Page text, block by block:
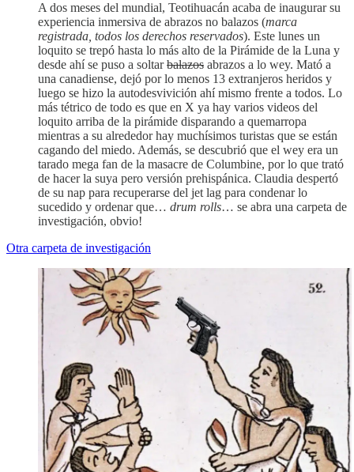
A dos meses del mundial, Teotihuacán acaba de inaugurar su
experiencia inmersiva de abrazos no balazos (marca
registrada, todos los derechos reservados). Este lunes un
loquito se trepó hasta lo más alto de la Pirámide de la Luna y
desde ahí se puso a soltarbalazos abrazos a lo wey. Mató a
una canadiense, dejó por lo menos 13 extranjeros heridos y
luego se hizo la autodesvivición ahí mismo frente a todos. Lo
más tétrico de todo es que en X ya hay varios videos del
loquito arriba de la pirámide disparando a quemarropa
mientras a su alrededor hay muchísimos turistas que se están
cagando del miedo. Además, se descubrió que el wey era un
tarado mega fan de la masacre de Columbine, por lo que trató
de hacer la suya pero versión prehispánica. Claudia despertó
de su nap para recuperarse del jet lag para condenar lo
sucedido y ordenar que… drum rolls… se abra una carpeta de
investigación, obvio!
Otra carpeta de investigación